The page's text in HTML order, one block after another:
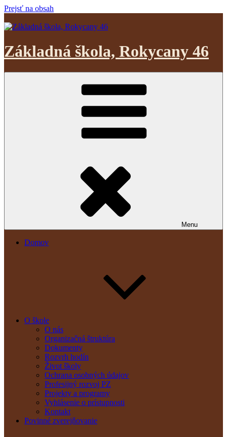
Prejsť na obsah
Základná škola, Rokycany 46
Menu
Domov
O škole
O nás
Organizačná štruktúra
Dokumenty
Rozvrh hodín
Život školy
Ochrana osobných údajov
Profesijný rozvoj PZ
Projekty a programy
Vyhlásenie o prístupnosti
Kontakt
Povinné zverejňovanie